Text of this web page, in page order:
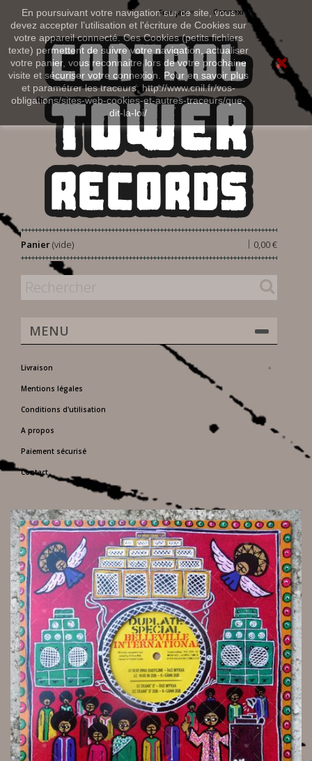
En poursuivant votre navigation sur ce site, vous
devez accepter l’utilisation et l'écriture de Cookies sur
votre appareil connecté. Ces Cookies (petits fichiers
texte) permettent de suivre votre navigation, actualiser
votre panier, vous reconnaitre lors de votre prochaine
visite et sécuriser votre connexion. Pour en savoir plus
et paramétrer les traceurs: http://www.cnil.fr/vos-
obligations/sites-web-cookies-et-autres-traceurs/que-
dit-la-loi/
Connexion
Français
Panier 0,00 €
|
(vide)
MENU
Livraison
Mentions légales
Conditions d'utilisation
A propos
Paiement sécurisé
Contact